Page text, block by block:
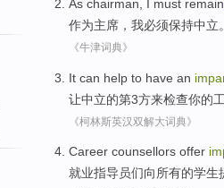
As chairman I must remain
作为主席 ， 我必须保持中立。
《牛津词典》
It can help to have an
让中立的第3方来检查你的
《柯林斯英汉双解大词典》
Career counsellors offer
就业指导员们向所有的学生